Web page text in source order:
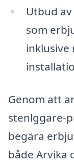
Utbud
som
inklusive
Genom att
stenlggare-
begära
både Arvika